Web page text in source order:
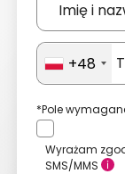
+48
*Pole
Wyrażam
SMS/MMS